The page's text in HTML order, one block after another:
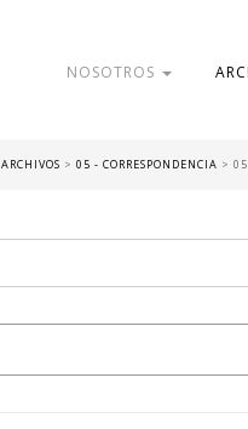
NOSOTROS
ARCHIVOS > 05 - CORRESPONDENCIA >